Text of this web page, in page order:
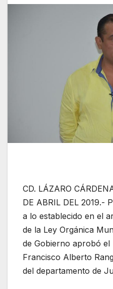
CD. LÁZARO
DE ABRIL DEL 2019.-
a lo establecido en el
de la Ley Orgánica
de Gobierno aprobó el
Francisco Alberto
del departamento de